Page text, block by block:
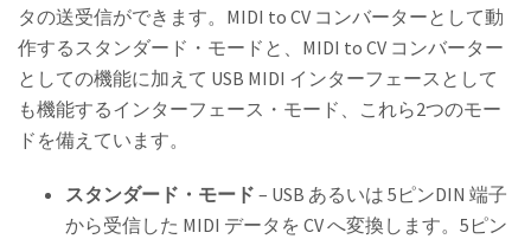
タの送受信ができます。MIDI to CV コンバーターとして動
作するスタンダード・モードと、MIDI to CV コンバーター
としての機能に加えて USB MIDI インターフェースとして
も機能するインターフェース・モード、これら2つのモー
ドを備えています。
スタンダード・モード – USB あるいは 5ピンDIN 端子
から受信した MIDI データを CV へ変換します。5ピン